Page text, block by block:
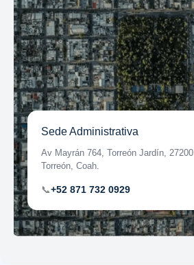
Sede Administrativa
Av Mayrán 764, Torreón Jardín, 27200
Torreón, Coah.
📞+52 871 732 0929